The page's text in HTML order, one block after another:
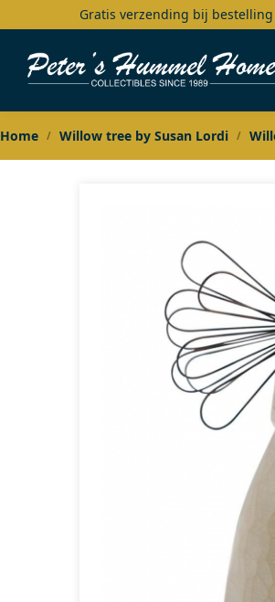
Gratis verzending bij bestelling
Search
Home / Willow tree by Susan Lordi /